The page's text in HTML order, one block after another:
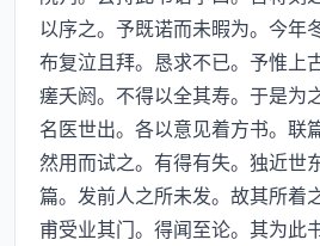
以序之。予既诺而未暇为。今年
布复泣且拜。恳求不已。予惟上
瘥夭阏。不得以全其寿。于是为
名医世出。各以意见着方书。联
然用而试之。有得有失。独近世
篇。发前人之所未发。故其所着
甫受业其门。得闻至论。其为此